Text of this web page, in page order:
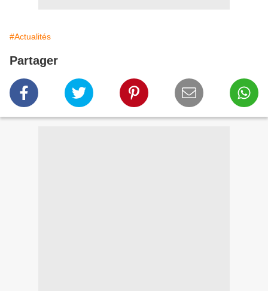
#Actualités
Partager